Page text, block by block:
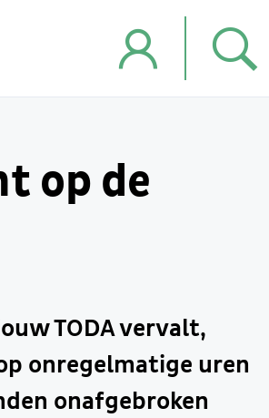
op de
TODA vervalt,
onregelmatige uren
onafgebroken